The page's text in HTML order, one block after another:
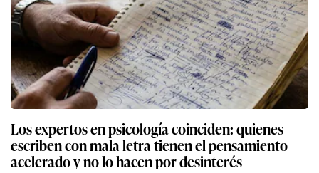
Los expertos en psicología coinciden: quienes
escriben con mala letra tienen el pensamiento
acelerado y no lo hacen por desinterés